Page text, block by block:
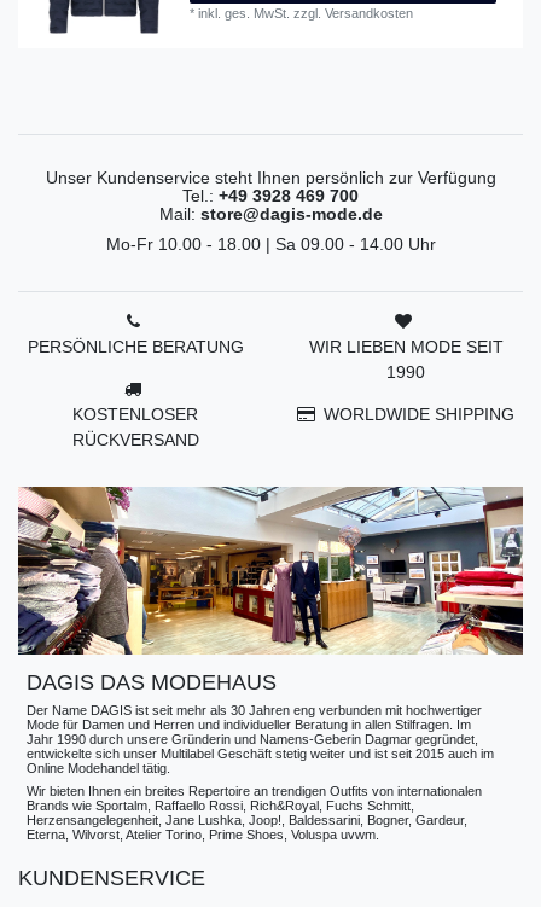
*inkl. ges. MwSt. zzgl.Versandkosten
Unser Kundenservice steht Ihnen persönlich zur Verfügung
Tel.: +49 3928 469 700
Mail: store@dagis-mode.de
Mo-Fr 10.00 - 18.00 | Sa 09.00 - 14.00 Uhr
PERSÖNLICHE BERATUNG
KOSTENLOSER
RÜCKVERSAND
WIR LIEBEN MODE SEIT
1990
WORLDWIDE SHIPPING
DAGIS DAS MODEHAUS
Der Name DAGIS ist seit mehr als 30 Jahren eng verbunden mit hochwertiger
Mode für Damen und Herren und individueller Beratung in allen Stilfragen. Im
Jahr 1990 durch unsere Gründerin und Namens-Geberin Dagmar gegründet,
entwickelte sich unser Multilabel Geschäft stetig weiter und ist seit 2015 auch im
Online Modehandel tätig.
Wir bieten Ihnen ein breites Repertoire an trendigen Outfits von internationalen
Brands wie Sportalm, Raffaello Rossi, Rich&Royal, Fuchs Schmitt,
Herzensangelegenheit, Jane Lushka, Joop!, Baldessarini, Bogner, Gardeur,
Eterna, Wilvorst, Atelier Torino, Prime Shoes, Voluspa uvwm.
KUNDENSERVICE